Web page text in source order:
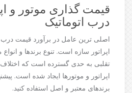
قیمت گذاری موتور و
درب اتوماتیک
اصلی ترین عامل در برآورد قیمت درب
اپراتور سازه است. تنوع برندها و
تقلبی به حدی گسترده است که
اپراتور و موتورها ایجاد شده است.
برندهای معتبر و اصل استفاده کنید.